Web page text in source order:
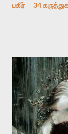
பதிவை படித்த
தனது
இன்னும் சில
விட்டபடி
இருக்கிறார். அவர்
உயிர்மை அவரை
பகிர் 34